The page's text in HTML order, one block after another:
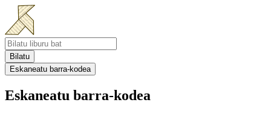
Bilatu
Eskaneatu barra-kodea
Eskaneatu barra-kodea